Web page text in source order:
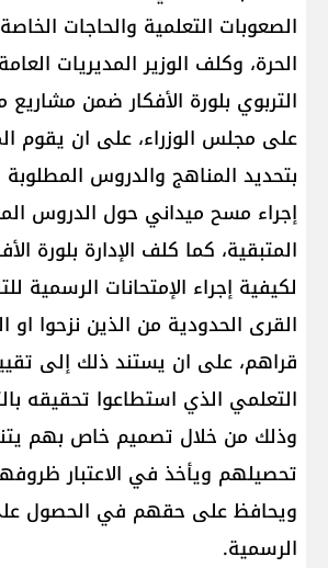
الصعوبات التعلمية والحاجات
الحرة، وكلف الوزير المديريات
التربوي بلورة الأفكار ضمن
على مجلس الوزراء، على ان يقوم
بتحديد المناهج والدروس
إجراء مسح ميداني حول الدروس
المتبقية، كما كلف الإدارة بلورة
لكيفية إجراء الإمتحانات الرسمية
القرى الحدودية من الذين نزحوا
قراهم، على ان يستند ذلك إلى
التعلمي الذي استطاعوا تحقيقه
وذلك من خلال تصميم خاص بهم
تحصيلهم ويأخذ في الاعتبار
ويحافظ على حقهم في الحصول
الرسمية.